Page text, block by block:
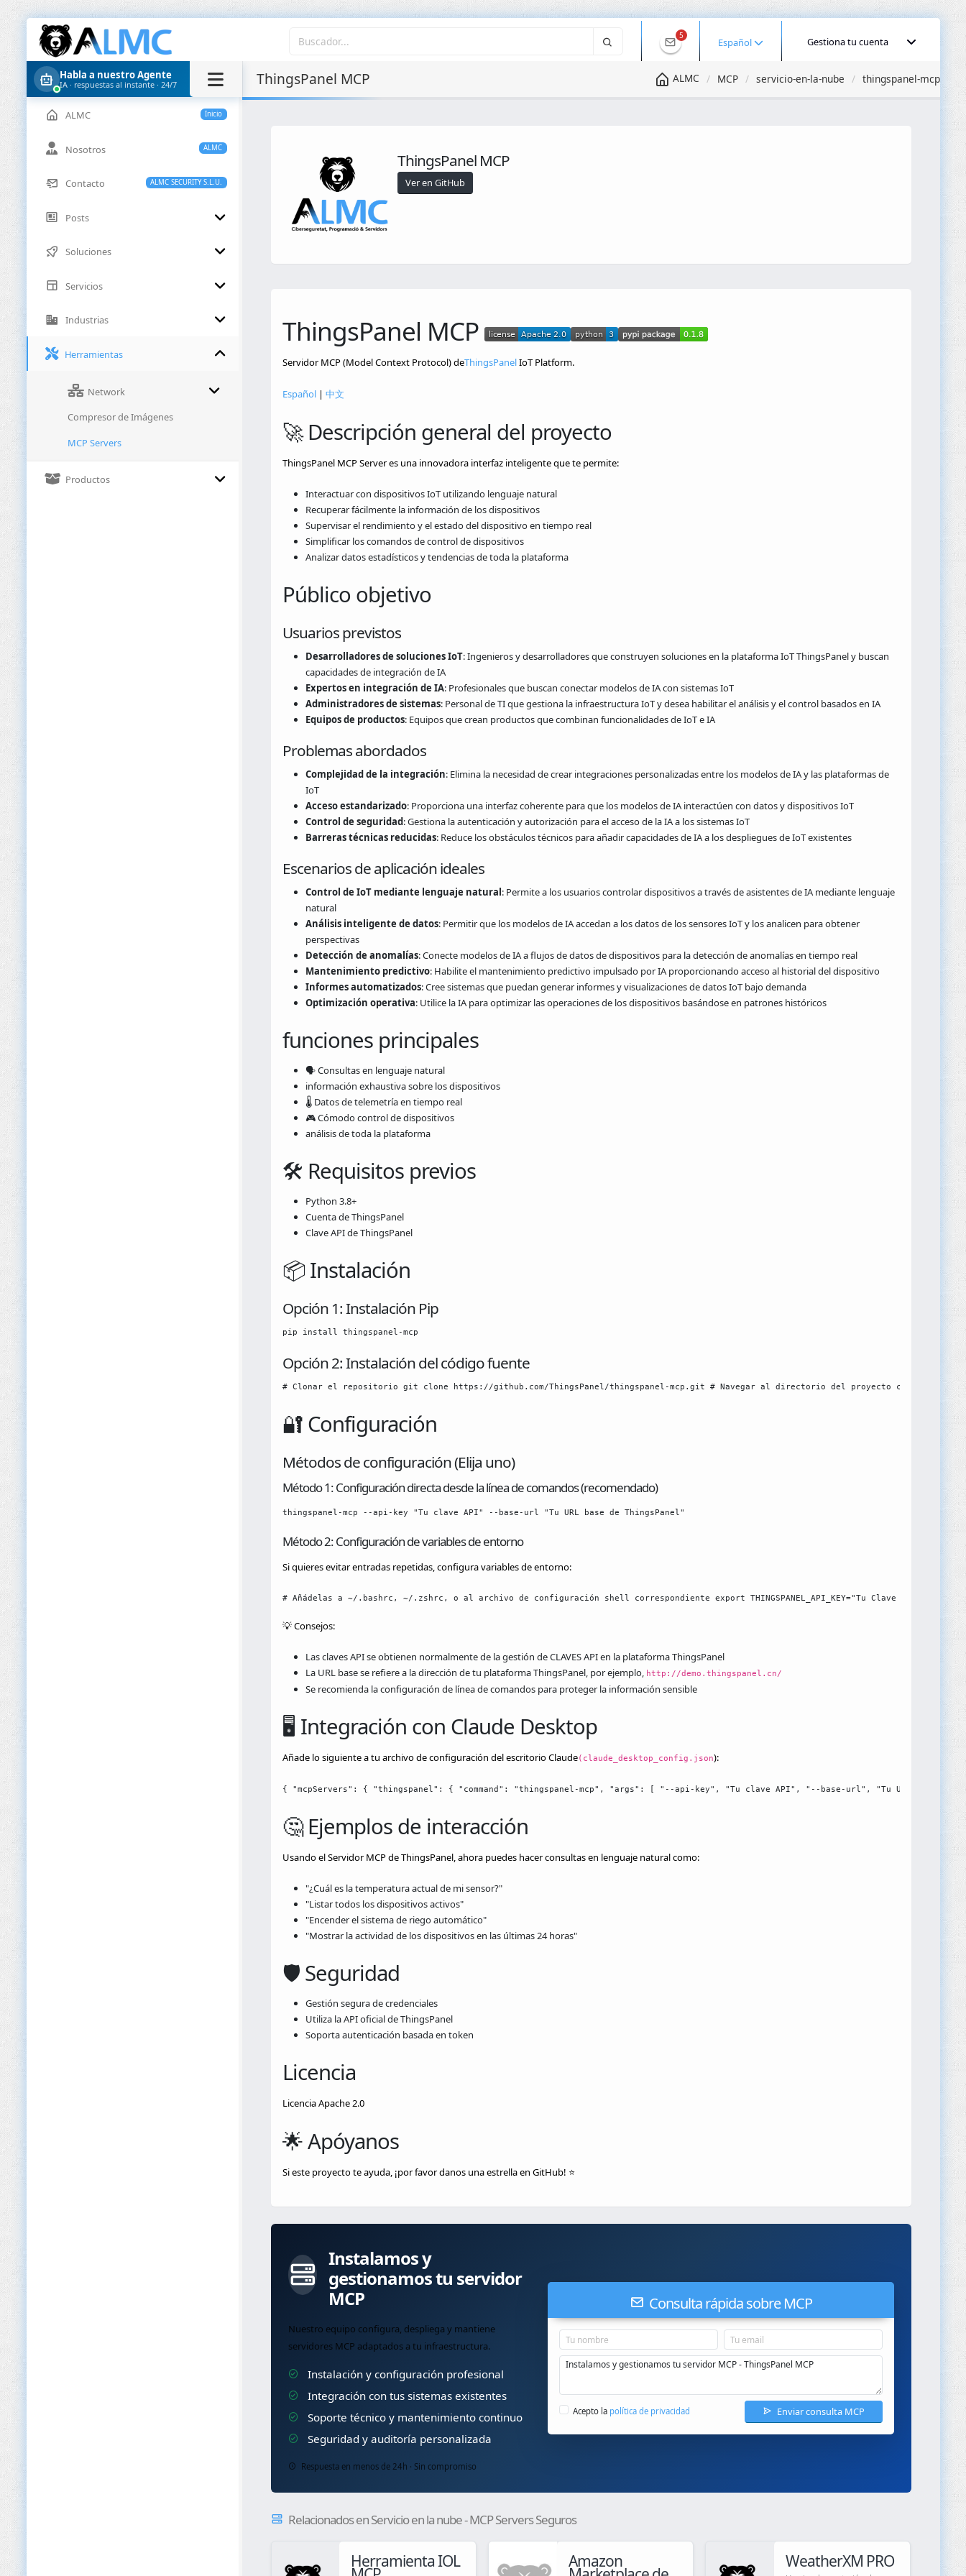
5
Español Gestiona tu cuenta
Habla a nuestro Agente
IA · respuestas al instante · 24/7
Inicio
ALMC
ALMC
Nosotros
ALMC SECURITY S.L.U.
Contacto
Posts
Soluciones
Servicios
Industrias
Herramientas
Network
Compresor de Imágenes
MCP Servers
Productos
ThingsPanel MCP ALMC MCP servicio-en-la-nube thingspanel-mcp
ThingsPanel MCP
Ver en GitHub
ThingsPanel MCP
Servidor MCP (Model Context Protocol) deThingsPanelIoT Platform.
Español| 中文
🚀 Descripción general del proyecto
ThingsPanel MCP Server es una innovadora interfaz inteligente que te permite:
Interactuar con dispositivos IoT utilizando lenguaje natural
Recuperar fácilmente la información de los dispositivos
Supervisar el rendimiento y el estado del dispositivo en tiempo real
Simplificar los comandos de control de dispositivos
Analizar datos estadísticos y tendencias de toda la plataforma
Público objetivo
Usuarios previstos
Desarrolladores de soluciones IoT: Ingenieros y desarrolladores que construyen soluciones en la plataforma IoT ThingsPanel y buscan
capacidades de integración de IA
Expertos en integración de IA: Profesionales que buscan conectar modelos de IA con sistemas IoT
Administradores de sistemas: Personal de TI que gestiona la infraestructura IoT y desea habilitar el análisis y el control basados en IA
Equipos de productos: Equipos que crean productos que combinan funcionalidades de IoT e IA
Problemas abordados
Complejidad de la integración: Elimina la necesidad de crear integraciones personalizadas entre los modelos de IA y las plataformas de
IoT
Acceso estandarizado: Proporciona una interfaz coherente para que los modelos de IA interactúen con datos y dispositivos IoT
Control de seguridad: Gestiona la autenticación y autorización para el acceso de la IA a los sistemas IoT
Barreras técnicas reducidas: Reduce los obstáculos técnicos para añadir capacidades de IA a los despliegues de IoT existentes
Escenarios de aplicación ideales
Control de IoT mediante lenguaje natural: Permite a los usuarios controlar dispositivos a través de asistentes de IA mediante lenguaje
natural
Análisis inteligente de datos: Permitir que los modelos de IA accedan a los datos de los sensores IoT y los analicen para obtener
perspectivas
Detección de anomalías: Conecte modelos de IA a flujos de datos de dispositivos para la detección de anomalías en tiempo real
Mantenimiento predictivo: Habilite el mantenimiento predictivo impulsado por IA proporcionando acceso al historial del dispositivo
Informes automatizados: Cree sistemas que puedan generar informes y visualizaciones de datos IoT bajo demanda
Optimización operativa: Utilice la IA para optimizar las operaciones de los dispositivos basándose en patrones históricos
funciones principales
🗣️ Consultas en lenguaje natural
información exhaustiva sobre los dispositivos
🌡️ Datos de telemetría en tiempo real
🎮 Cómodo control de dispositivos
análisis de toda la plataforma
🛠️ Requisitos previos
Python 3.8+
Cuenta de ThingsPanel
Clave API de ThingsPanel
📦 Instalación
Opción 1: Instalación Pip
pip install thingspanel-mcp
Opción 2: Instalación del código fuente
# Clonar el repositorio git clone https://github.com/ThingsPanel/thingspanel-mcp.git # Navegar al directorio del proyecto cd
🔐 Configuración
Métodos de configuración (Elija uno)
Método 1: Configuración directa desde la línea de comandos (recomendado)
thingspanel-mcp --api-key "Tu clave API" --base-url "Tu URL base de ThingsPanel"
Método 2: Configuración de variables de entorno
Si quieres evitar entradas repetidas, configura variables de entorno:
# Añádelas a ~/.bashrc, ~/.zshrc, o al archivo de configuración shell correspondiente export THINGSPANEL_API_KEY="Tu Clave API" export
💡 Consejos:
Las claves API se obtienen normalmente de la gestión de CLAVES API en la plataforma ThingsPanel
La URL base se refiere a la dirección de tu plataforma ThingsPanel, por ejemplo, http://demo.thingspanel.cn/
Se recomienda la configuración de línea de comandos para proteger la información sensible
🖥️ Integración con Claude Desktop
Añade lo siguiente a tu archivo de configuración del escritorio Claude(claude_desktop_config.json):
{ "mcpServers": { "thingspanel": { "command": "thingspanel-mcp", "args": [ "--api-key", "Tu clave API", "--base-url", "Tu URL base" ] }
🤔 Ejemplos de interacción
Usando el Servidor MCP de ThingsPanel, ahora puedes hacer consultas en lenguaje natural como:
"¿Cuál es la temperatura actual de mi sensor?"
"Listar todos los dispositivos activos"
"Encender el sistema de riego automático"
"Mostrar la actividad de los dispositivos en las últimas 24 horas"
🛡️ Seguridad
Gestión segura de credenciales
Utiliza la API oficial de ThingsPanel
Soporta autenticación basada en token
Licencia
Licencia Apache 2.0
🌟 Apóyanos
Si este proyecto te ayuda, ¡por favor danos una estrella en GitHub! ⭐
Instalamos y
gestionamos tu servidor
MCP
Nuestro equipo configura, despliega y mantiene
servidores MCP adaptados a tu infraestructura.
Instalación y configuración profesional
Integración con tus sistemas existentes
Soporte técnico y mantenimiento continuo
Seguridad y auditoría personalizada
Respuesta en menos de 24h · Sin compromiso
Consulta rápida sobre MCP
Acepto la política de privacidad Enviar consulta MCP
Relacionados en Servicio en la nube - MCP Servers Seguros
Herramienta IOL Amazon WeatherXM PRO